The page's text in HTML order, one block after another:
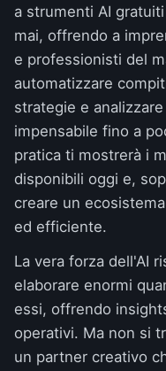
a strumenti AI
mai, offrendo a
e professionisti del
automatizzare
strategie e
impensabile fino a
pratica ti mostrerà i
disponibili oggi e,
creare un
ed efficiente.
La vera forza dell'AI
elaborare enormi
essi, offrendo
operativi. Ma non si
un partner creativo